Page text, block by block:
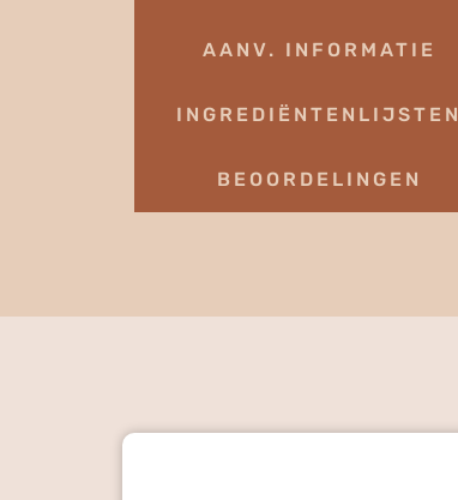
AANV. INFORMATIE
INGREDIËNTENLIJSTEN
BEOORDELINGEN